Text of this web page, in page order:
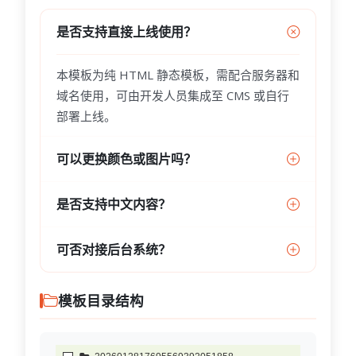
是否支持直接上线使用？
本模板为纯 HTML 静态模板，需配合服务器和
域名使用，可由开发人员集成至 CMS 或自行
部署上线。
可以更换颜色或图片吗？
是否支持中文内容？
可否对接后台系统？
模板目录结构